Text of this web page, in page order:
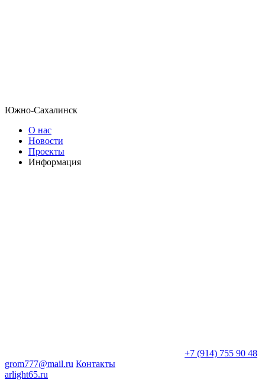
Южно-Сахалинск
О нас
Новости
Проекты
Информация
+7 (914) 755 90 48
grom777@mail.ru Контакты
arlight65.ru